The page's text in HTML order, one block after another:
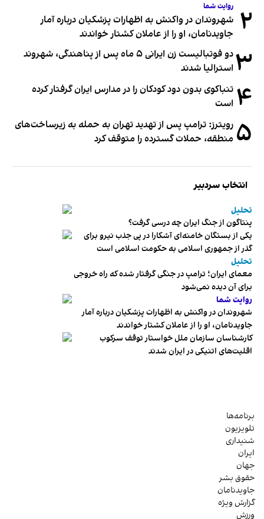
۲ روایت شما
شهروندان در واکنش به اظهارات پزشکیان درباره آمار
جاویدنامان، او را از عاملان کشتار خواندند
۳
دو فوتبالیست زن ایرانی ۵ ماه پس از پناهندگی، شهروند
استرالیا شدند
۴ تنباکوی بدون دود کودکان را در مدارس ایران گرفتار کرده
است
۵ رویترز: ترامپ پس از تهدید تهران به حمله به زیرساخت‌های
منطقه، حملات گسترده را متوقف کرد
انتخاب سردبیر
تحلیل
پنتاگون از جنگ ایران چه درسی گرفت؟
یکی از بستگان خامنه‌ای آشکارا در پی جذب نیرو برای
گذر از جمهوری اسلامی به حکومت اسلامی است
تحلیل
معمای ایران؛ ترامپ در جنگی گرفتار شده که راه خروجی
برای آن دیده نمی‌شود
روایت شما
شهروندان در واکنش به اظهارات پزشکیان درباره آمار
جاویدنامان، او را از عاملان کشتار خواندند
کارشناسان سازمان ملل خواستار توقف سرکوب
اقلیت‌های اتنیکی در ایران شدند
برنامه‌ها
تلویزیون
شنیداری
ایران
جهان
حقوق بشر
جاویدنامان
گزارش ویژه
ورزش